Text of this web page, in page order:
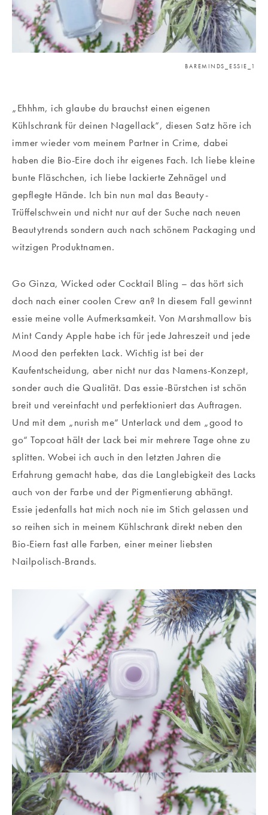
BAREMINDS_ESSIE_1
„Ehhhm, ich glaube du brauchst einen eigenen
Kühlschrank für deinen Nagellack“, diesen Satz höre ich
immer wieder vom meinem Partner in Crime, dabei
haben die Bio-Eire doch ihr eigenes Fach. Ich liebe kleine
bunte Fläschchen, ich liebe lackierte Zehnägel und
gepflegte Hände. Ich bin nun mal das Beauty-
Trüffelschwein und nicht nur auf der Suche nach neuen
Beautytrends sondern auch nach schönem Packaging und
witzigen Produktnamen.
Go Ginza, Wicked oder Cocktail Bling – das hört sich
doch nach einer coolen Crew an? In diesem Fall gewinnt
essie meine volle Aufmerksamkeit. Von Marshmallow bis
Mint Candy Apple habe ich für jede Jahreszeit und jede
Mood den perfekten Lack. Wichtig ist bei der
Kaufentscheidung, aber nicht nur das Namens-Konzept,
sonder auch die Qualität. Das essie-Bürstchen ist schön
breit und vereinfacht und perfektioniert das Auftragen.
Und mit dem „nurish me“ Unterlack und dem „good to
go“ Topcoat hält der Lack bei mir mehrere Tage ohne zu
splitten. Wobei ich auch in den letzten Jahren die
Erfahrung gemacht habe, das die Langlebigkeit des Lacks
auch von der Farbe und der Pigmentierung abhängt.
Essie jedenfalls hat mich noch nie im Stich gelassen und
so reihen sich in meinem Kühlschrank direkt neben den
Bio-Eiern fast alle Farben, einer meiner liebsten
Nailpolisch-Brands.